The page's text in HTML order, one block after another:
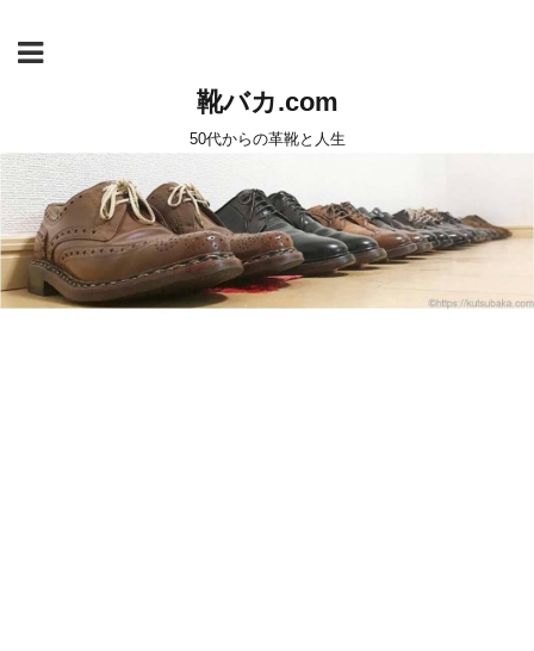
靴バカ.com
50代からの革靴と人生